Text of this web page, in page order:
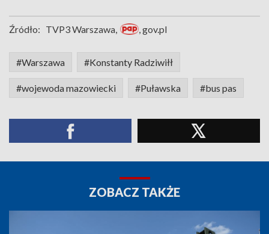
Źródło: TVP3 Warszawa, , gov.pl
#Warszawa #Konstanty Radziwiłł
#wojewoda mazowiecki #Puławska #bus pas
ZOBACZ TAKŻE